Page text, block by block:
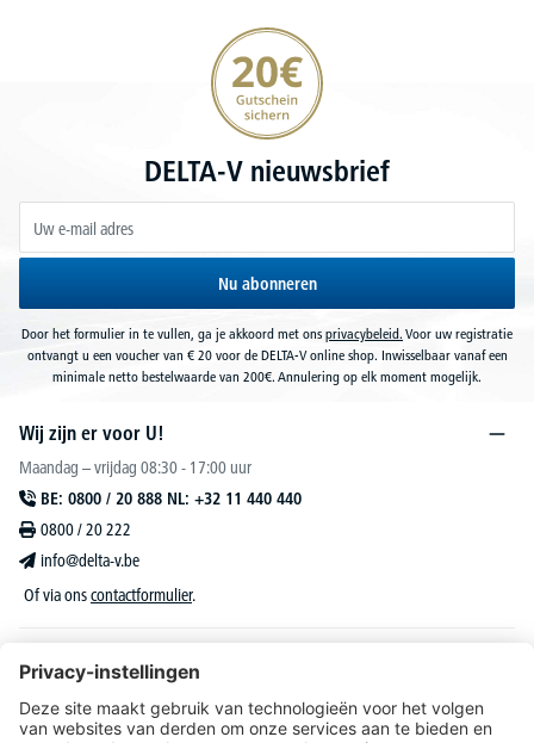
20€ korting verzekeren
DELTA-V nieuwsbrief
Nu abonneren
Door het formulier in te vullen, ga je akkoord met ons privacybeleid. Voor uw registratie
ontvangt u een voucher van € 20 voor de DELTA-V online shop. Inwisselbaar vanaf een
minimale netto bestelwaarde van 200€. Annulering op elk moment mogelijk.
Wij zijn er voor U!
Maandag – vrijdag 08:30 - 17:00 uur
BE: 0800 / 20 888 NL: +32 11 440 440
0800 / 20 222
info@delta-v.be
Of via onscontactformulier.
DELTA-V Lucas
Klantenservice